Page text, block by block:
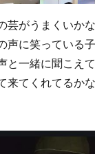
芸がうまくいか
声に笑っている
と一緒に聞こえ
来てくれてるか